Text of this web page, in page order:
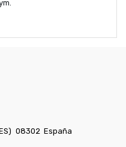
08302 España